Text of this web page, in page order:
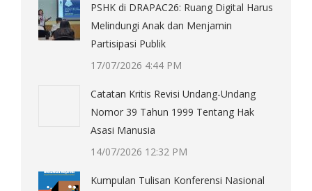
PSHK di DRAPAC26: Ruang Digital Harus
Melindungi Anak dan Menjamin
Partisipasi Publik
17/07/2026 4:44 PM
Catatan Kritis Revisi Undang-Undang
Nomor 39 Tahun 1999 Tentang Hak
Asasi Manusia
14/07/2026 12:32 PM
Kumpulan Tulisan Konferensi Nasional